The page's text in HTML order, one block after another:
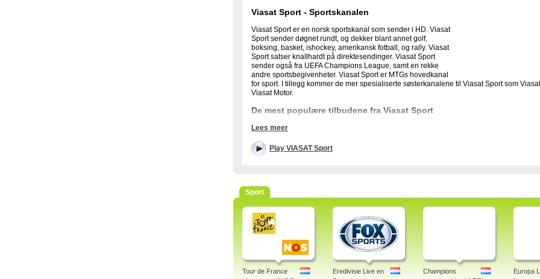
Viasat Sport - Sportskanalen
Viasat Sport er en norsk sportskanal som sender i HD. Viasat
Sport sender døgnet rundt, og dekker blant annet golf,
boksing, basket, ishockey, amerikansk fotball, og rally. Viasat
Sport satser knallhardt på direktesendinger. Viasat Sport
sender også fra UEFA Champions League, samt en rekke
andre sportsbegivenheter. Viasat Sport er MTGs hovedkanal
for sport. I tillegg kommer de mer spesialiserte søsterkanalene til Viasat Sport som
Viasat Motor.
De mest populære tilbudene fra Viasat Sport
Viasat Sport har eksklusive rettigheter til å sende basket fra NBA i Norge. I tillegg sender
sender ofte direkte fra sportsbegivenheter.
ulike sportssendinger, blant annet fotball, på TV. Viasat Sport er en sportskanal som eies
omleggingen av sportskanalene fem kanaler med sport, der Viasat Sport er
sammendrag og intervjuer.
Tags: viasat sport, tv guide, get, canal digital, på nett, stream gratis, gratis, viasat sport tv
stream, programoversikt, baltic programa, pakke, baltic, online, hd canal digital,
sport, norge, norsk.
Lees meer
Play VIASAT Sport
Sport
Tour de France
Eredivisie Live en
Champions
Europa